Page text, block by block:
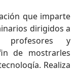
que imparte
dirigidos a
profesores y
de mostrarles
Realiza